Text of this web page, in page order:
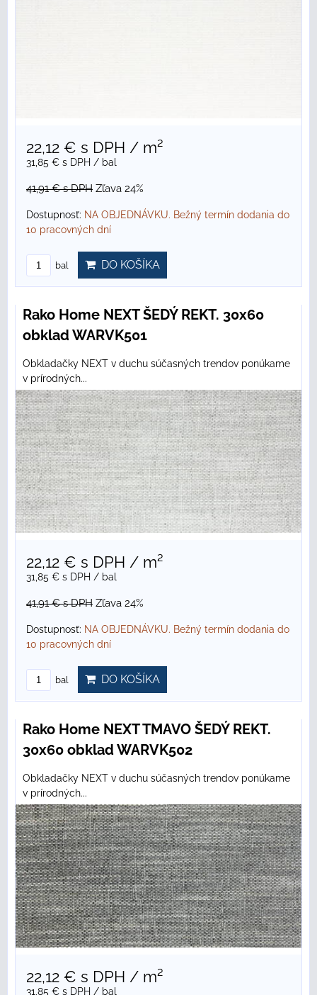
22,12 € s DPH / m²
31,85 € s DPH / bal
41,91 €s DPH Zľava 24%
Dostupnosť: NA OBJEDNÁVKU. Bežný termín dodania do
10 pracovných dní
bal DO KOŠÍKA
Rako Home NEXT ŠEDÝ REKT. 30x60
obklad WARVK501
Obkladačky NEXT v duchu súčasných trendov ponúkame
v prírodných...
22,12 € s DPH / m²
31,85 € s DPH / bal
41,91 €s DPH Zľava 24%
Dostupnosť: NA OBJEDNÁVKU. Bežný termín dodania do
10 pracovných dní
bal DO KOŠÍKA
Rako Home NEXT TMAVO ŠEDÝ REKT.
30x60 obklad WARVK502
Obkladačky NEXT v duchu súčasných trendov ponúkame
v prírodných...
22,12 € s DPH / m²
31,85 € s DPH / bal